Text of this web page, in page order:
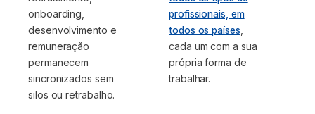
onboarding,
desenvolvimento e
remuneração
permanecem
sincronizados sem
silos ou retrabalho.
profissionais, em
todos os países
cada um com a sua
própria forma de
trabalhar.